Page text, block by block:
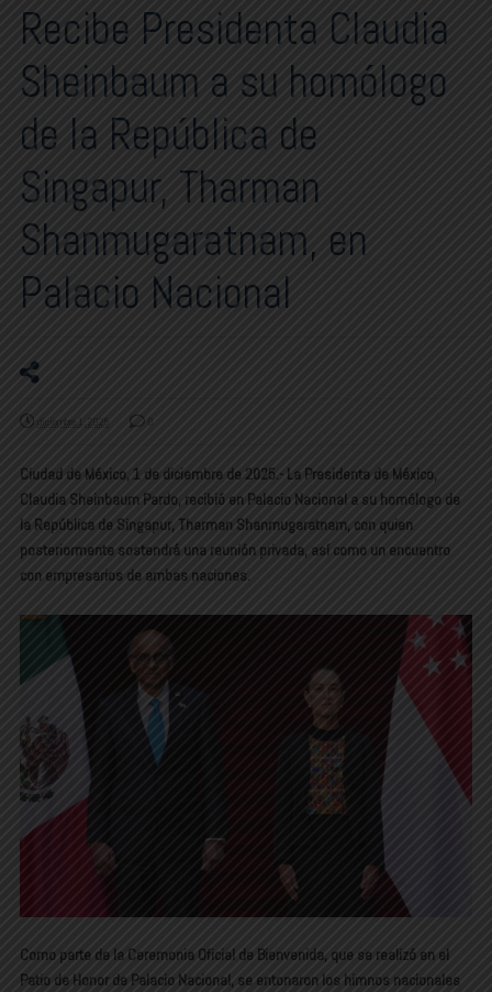
Recibe Presidenta Claudia
Sheinbaum a su homólogo
de la República de
Singapur, Tharman
Shanmugaratnam, en
Palacio Nacional
diciembre 1, 2025 0
Ciudad de México, 1 de diciembre de 2025.- La Presidenta de México,
Claudia Sheinbaum Pardo, recibió en Palacio Nacional a su homólogo de
la República de Singapur, Tharman Shanmugaratnam, con quien
posteriormente sostendrá una reunión privada, así como un encuentro
con empresarios de ambas naciones.
Como parte de la Ceremonia Oficial de Bienvenida, que se realizó en el
Patio de Honor de Palacio Nacional, se entonaron los himnos nacionales